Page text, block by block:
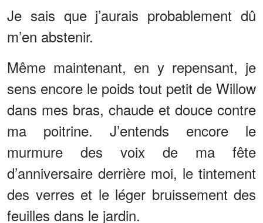
Je sais que j’aurais probablement dû
m’en abstenir.
Même maintenant, en y repensant, je
sens encore le poids tout petit de Willow
dans mes bras, chaude et douce contre
ma poitrine. J’entends encore le
murmure des voix de ma fête
d’anniversaire derrière moi, le tintement
des verres et le léger bruissement des
feuilles dans le jardin.